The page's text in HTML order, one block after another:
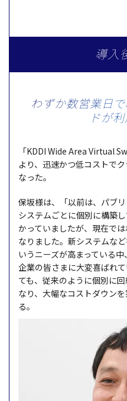
導入
わずか数営業日
ドが
「KDDI Wide Area Virtual
より、 迅速かつ低コストで
なった。
保坂様は、「以前は、 パブ
システムごとに個別 に構築
かっていましたが、 現在で
なりました。新システムな
いうニーズが高まっている中
企業の皆さまに大変喜ばれて
ても、 従来のように個別 に
なり、 大幅なコストダウンを
る。